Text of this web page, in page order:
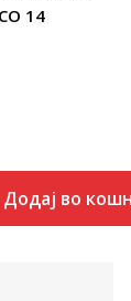
14
Додај во